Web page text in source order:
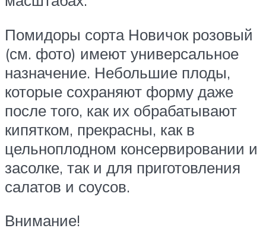
Помидоры сорта Новичок розовый
(см. фото) имеют универсальное
назначение. Небольшие плоды,
которые сохраняют форму даже
после того, как их обрабатывают
кипятком, прекрасны, как в
цельноплодном консервировании и
засолке, так и для приготовления
салатов и соусов.
Внимание!